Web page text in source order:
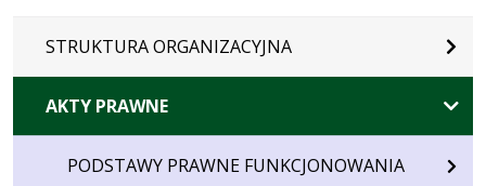
STRUKTURA ORGANIZACYJNA
AKTY PRAWNE
PODSTAWY PRAWNE FUNKCJONOWANIA